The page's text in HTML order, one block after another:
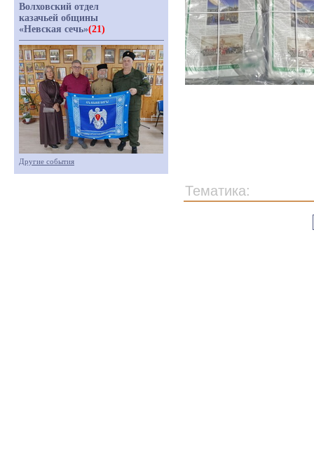
Тематика:
Волховский отдел
казачьей общины
«Невская сечь»(21)
Другие события